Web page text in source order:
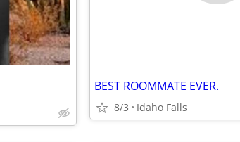
BEST ROOMMATE EVER.
8/3 Idaho Falls